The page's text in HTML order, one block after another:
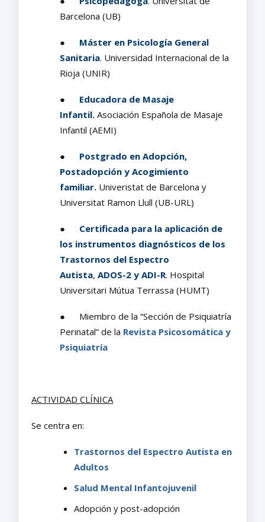
Barcelona (UB)
● Máster en Psicología General
Sanitaria. Universidad Internacional de la
Rioja (UNIR)
● Educadora de Masaje
Infantil. Asociación Española de Masaje
Infantil (AEMI)
● Postgrado en Adopción,
Postadopción y Acogimiento
familiar. Univeristat de Barcelona y
Universitat Ramon Llull (UB-URL)
● Certificada para la aplicación de
los instrumentos diagnósticos de los
Trastornos del Espectro
Autista, ADOS-2 y ADI-R. Hospital
Universitari Mútua Terrassa (HUMT)
● Miembro de la “Sección de Psiquiatría
Perinatal” de la Revista Psicosomática y
Psiquiatría
ACTIVIDAD CLÍNICA
Se centra en:
Trastornos del Espectro Autista en
Adultos
Salud Mental Infantojuvenil
Adopción y post-adopción